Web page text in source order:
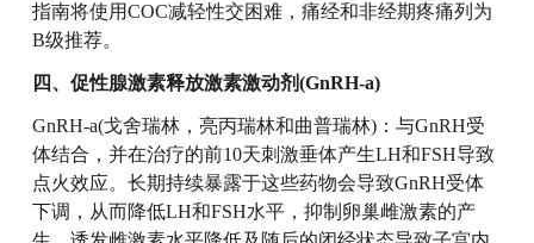
指南将使用COC减轻性交困难，痛经和非经期疼痛列为
B级推荐。
四、促性腺激素释放激素激动剂(GnRH-a)
GnRH-a(戈舍瑞林，亮丙瑞林和曲普瑞林)：与GnRH受
体结合，并在治疗的前10天刺激垂体产生LH和FSH导致
点火效应。长期持续暴露于这些药物会导致GnRH受体
下调，从而降低LH和FSH水平，抑制卵巢雌激素的产